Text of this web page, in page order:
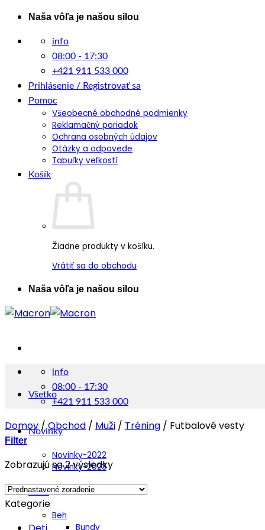
Skip
content
Naša vôľa je našou silou
info
08:00 - 17:30
+421 911 533 000
Prihlásenie / Registrovať sa
Pomoc
Všeobecné obchodné podmienky
Reklamačný poriadok
Ochrana osobných údajov
Otázky a odpovede
Tabuľky veľkostí
Košík
Žiadne produkty v košíku.
Vrátiť sa do obchodu
Naša vôľa je našou silou
Všetko
Novinky
Novinky-2022
Novinky-2023
Muži
Beh
Bundy
info
08:00 - 17:30
+421 911 533 000
Domov / Obchod / Muži / Tréning / Futbalové vesty
Filter
Zobrazujú sa 2 výsledky
Kategorie